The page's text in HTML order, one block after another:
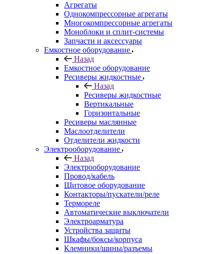
Агрегаты
Однокомпрессорные агрегаты
Многокомпрессорные агрегаты
Моноблоки и сплит-системы
Запчасти и аксессуары
Емкостное оборудование
Назад
Емкостное оборудование
Ресиверы жидкостные
Назад
Ресиверы жидкостные
Вертикальные
Горизонтальные
Ресиверы маслянные
Маслоотделители
Отделители жидкости
Электрооборудование
Назад
Электрооборудование
Провод/кабель
Щитовое оборудование
Контакторы/пускатели/реле
Термореле
Автоматические выключатели
Электроарматура
Устройства защиты
Шкафы/боксы/корпуса
Клемники/шины/разъемы